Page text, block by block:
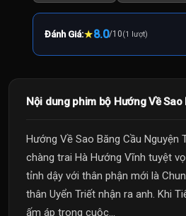
Đánh Giá:★8.0/10(1 lượt)
Nội dung phim bộ Hướng Về Sao
Hướng Về Sao Băng Cầu Nguyện
chàng trai Hà Hướng Vĩnh tuyệt
tỉnh dậy với thân phận mới là
thân Uyển Triết nhận ra anh. Khi
ấm áp trong cuộc...